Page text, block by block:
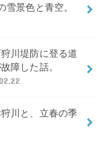
雪景色と青空。
狩川堤防に登る道
障した話。
川と、立春の季